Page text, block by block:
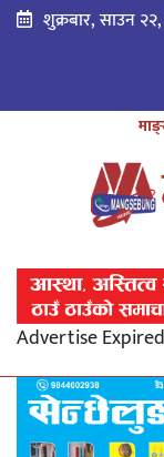
शुक्रबार, साउन
Advertise